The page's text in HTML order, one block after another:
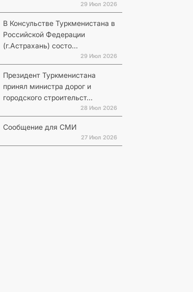
29 Июл 2026
В Консульстве Туркменистана в
Российской Федерации
(г.Астрахань) состо...
29 Июл 2026
Президент Туркменистана
принял министра дорог и
городского строительст...
28 Июл 2026
Сообщение для СМИ
27 Июл 2026